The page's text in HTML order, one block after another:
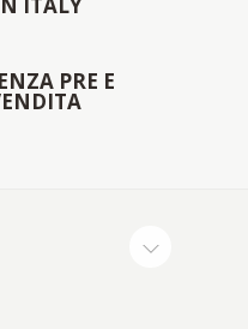
PRE E